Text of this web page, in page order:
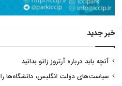
خبر جدید
آنچه باید درباره آرتروز زانو بدانید
سیاست‌های دولت انگلیس، دانشگاه‌ها